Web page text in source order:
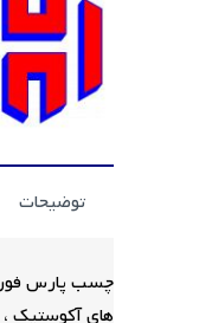
توضیحات
های آکوستیک